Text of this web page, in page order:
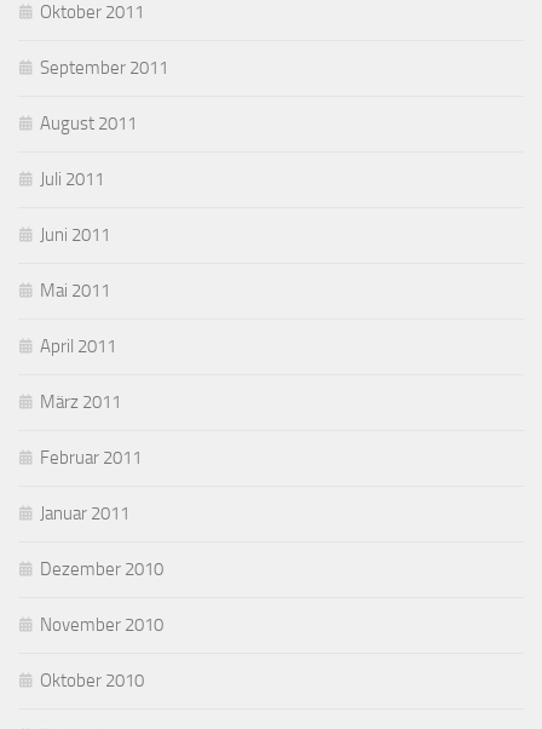
Oktober 2011
September 2011
August 2011
Juli 2011
Juni 2011
Mai 2011
April 2011
März 2011
Februar 2011
Januar 2011
Dezember 2010
November 2010
Oktober 2010